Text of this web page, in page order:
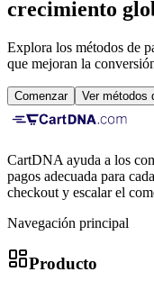
crecimiento
Explora los métodos de
que mejoran la
Comenzar Ver métodos
CartDNA ayuda a los
pagos adecuada para
checkout y escalar el
Navegación principal
Producto